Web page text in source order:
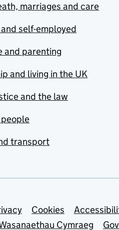
marriages and care
self-employed
and parenting
and living in the UK
and the law
transport
links
Cookies
Cymraeg